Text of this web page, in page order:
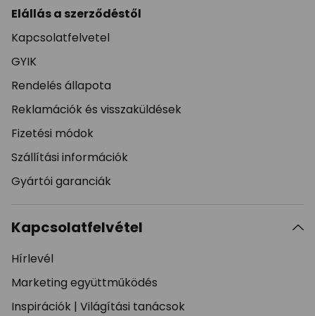
Elállás a szerződéstől
Kapcsolatfelvetel
GYIK
Rendelés állapota
Reklamációk és visszaküldések
Fizetési módok
Szállítási információk
Gyártói garanciák
Kapcsolatfelvétel
Hírlevél
Marketing együttműködés
Inspirációk | Világítási tanácsok